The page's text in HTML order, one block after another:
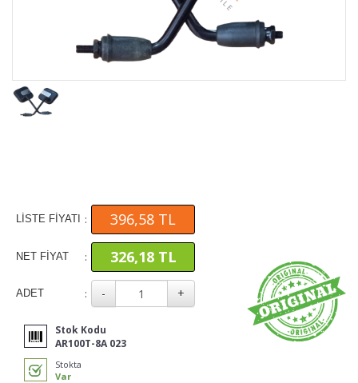
LİSTE FİYATI : 396,58 TL
NET FİYAT : 326,18 TL
ADET :
Stok Kodu
AR100T-8A 023
Stokta
Var